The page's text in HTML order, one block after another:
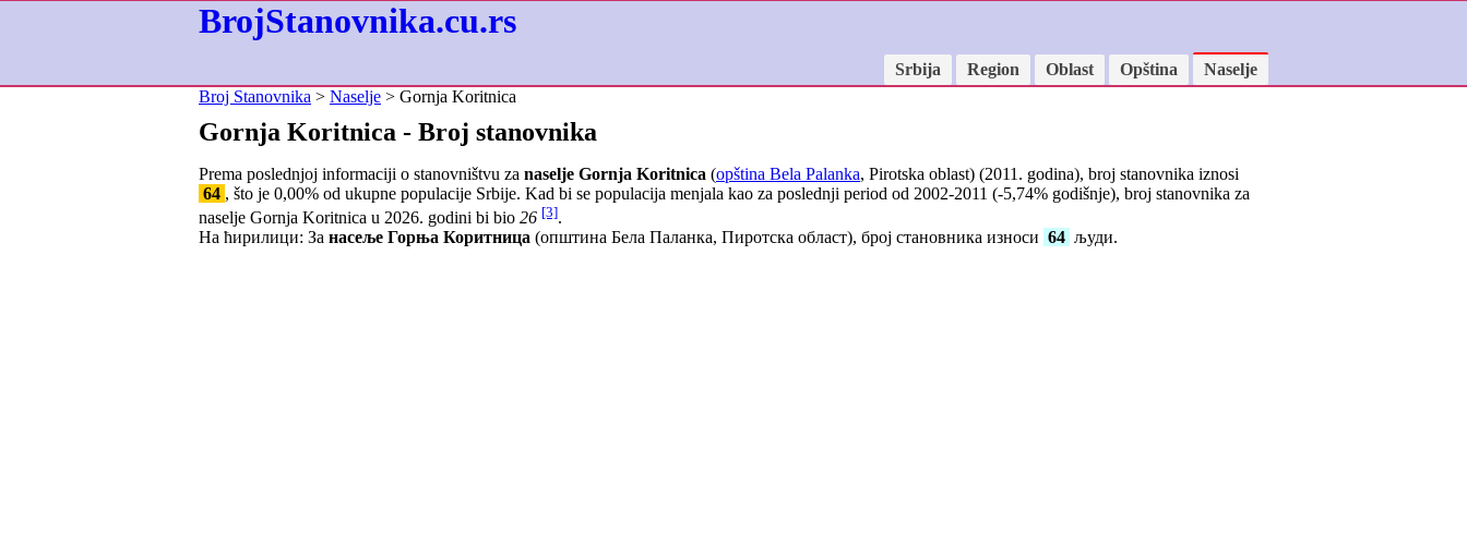
BrojStanovnika.cu.rs
Srbija Region Oblast Opština
Naselje
Broj Stanovnika > Naselje > Gornja Koritnica
Gornja Koritnica - Broj stanovnika
Prema poslednjoj informaciji o stanovništvu za naselje Gornja Koritnica (opština Bela Palanka, Pirotska oblast) (2011. godina), broj stanovnika iznosi
64 , što je 0,00% od ukupne populacije Srbije. Kad bi se populacija menjala kao za poslednji period od 2002-2011 (-5,74% godišnje), broj stanovnika za
naselje Gornja Koritnica u 2026. godini bi bio 26 [3].
На ћирилици: За насеље Горња Коритница (општина Бела Паланка, Пиротска област), број становника износи 64 људи.